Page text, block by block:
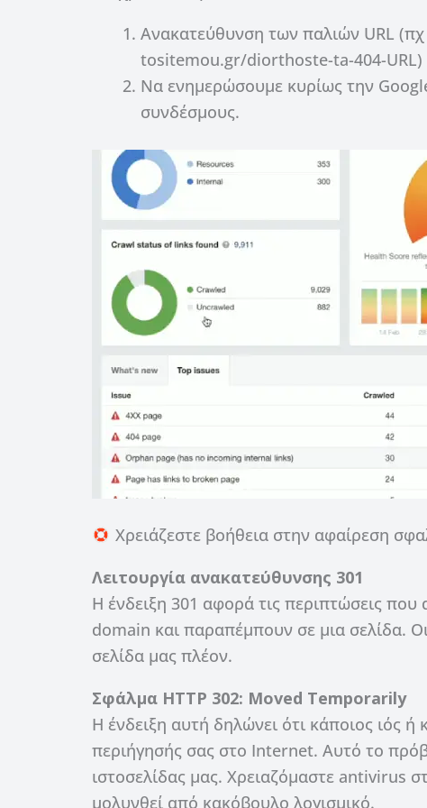
Ανακατεύθυνση των παλιών URL
tositemou.gr/diorthoste-ta-404-URL)
Να ενημερώσουμε κυρίως την
συνδέσμους.
Χρειάζεστε βοήθεια στην αφαίρεση
Λειτουργία ανακατεύθυνσης 301
Η ένδειξη 301 αφορά τις περιπτώσεις
domain και παραπέμπουν σε μια σελίδα.
σελίδα μας πλέον.
Σφάλμα HTTP 302: Moved Temporarily
Η ένδειξη αυτή δηλώνει ότι κάποιος ιός
περιήγησής σας στο Internet. Αυτό το
ιστοσελίδας μας. Χρειαζόμαστε antivirus
μολυνθεί από κακόβουλο λογισμικό.